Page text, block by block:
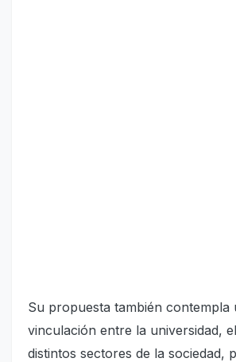
Su propuesta también contempla
vinculación entre la universidad,
distintos sectores de la sociedad,